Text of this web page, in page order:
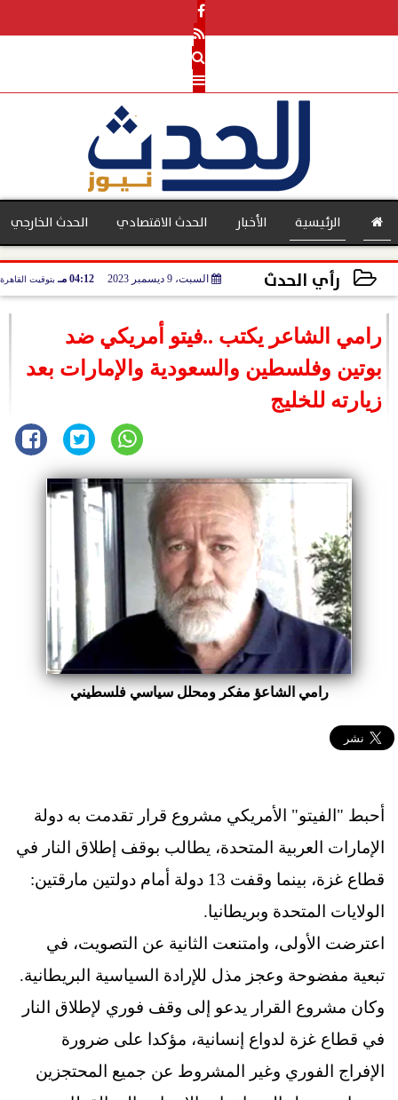
الرئيسية الأخبار الحدث الاقتصادي
بنوك
الحدث الخارجي
رأي الحدث السبت، 9 ديسمبر 2023 04:12 مـ بتوقيت القاهرة
رامي الشاعر يكتب ..فيتو أمريكي ضد
بوتين وفلسطين والسعودية والإمارات بعد
زيارته للخليج
رامي الشاعؤ مفكر ومحلل سياسي فلسطيني
أحبط "الفيتو" الأمريكي مشروع قرار تقدمت به دولة
الإمارات العربية المتحدة، يطالب بوقف إطلاق النار في
قطاع غزة، بينما وقفت 13 دولة أمام دولتين مارقتين:
الولايات المتحدة وبريطانيا.
اعترضت الأولى، وامتنعت الثانية عن التصويت، في
تبعية مفضوحة وعجز مذل للإرادة السياسية البريطانية.
وكان مشروع القرار يدعو إلى وقف فوري لإطلاق النار
في قطاع غزة لدواع إنسانية، مؤكدا على ضرورة
الإفراج الفوري وغير المشروط عن جميع المحتجزين